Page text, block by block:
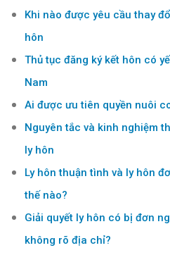
Khi nào được yêu cầu thay
hôn
Thủ tục đăng ký kết hôn có
Nam
Ai được ưu tiên quyền nuôi
Nguyên tắc và kinh nghiệm
ly hôn
Ly hôn thuận tình và ly hôn
thế nào?
Giải quyết ly hôn có bị đơn
không rõ địa chỉ?